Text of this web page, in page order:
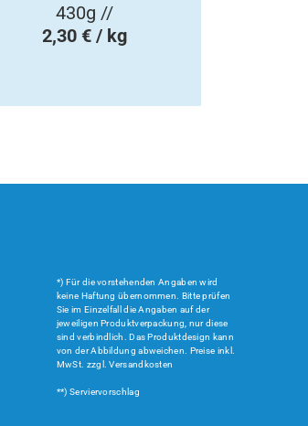
430g //
2,30 € / kg
*) Für die vorstehenden Angaben wird
keine Haftung übernommen. Bitte prüfen
Sie im Einzelfall die Angaben auf der
jeweiligen Produktverpackung, nur diese
sind verbindlich. Das Produktdesign kann
von der Abbildung abweichen. Preise inkl.
MwSt. zzgl. Versandkosten
**) Serviervorschlag